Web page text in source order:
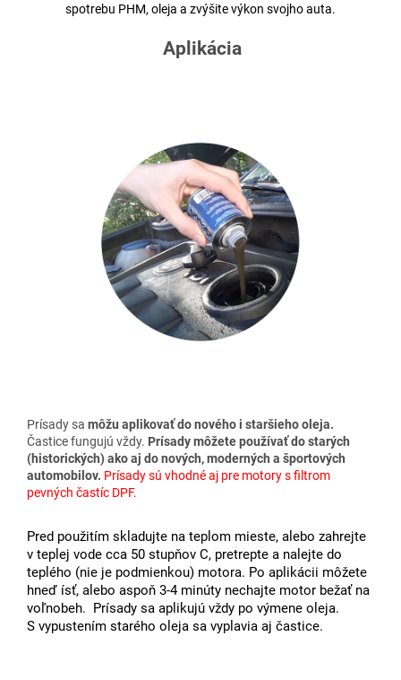
spotrebu PHM, oleja a zvýšite výkon svojho auta.
Aplikácia
Pred použitím skladujte na teplom mieste, alebo zahrejte
v teplej vode cca 50 stupňov C, pretrepte a nalejte do
teplého (nie je podmienkou) motora. Po aplikácii môžete
hneď ísť, alebo aspoň 3-4 minúty nechajte motor bežať na
voľnobeh. Prísady sa aplikujú vždy po výmene oleja.
S vypustením starého oleja sa vyplavia aj častice.
Prísady sa môžu aplikovať do nového i staršieho oleja.
Častice fungujú vždy. Prísady môžete používať do starých
(historických) ako aj do nových, moderných a športových
automobilov. Prísady sú vhodné aj pre motory s filtrom
pevných častíc DPF.